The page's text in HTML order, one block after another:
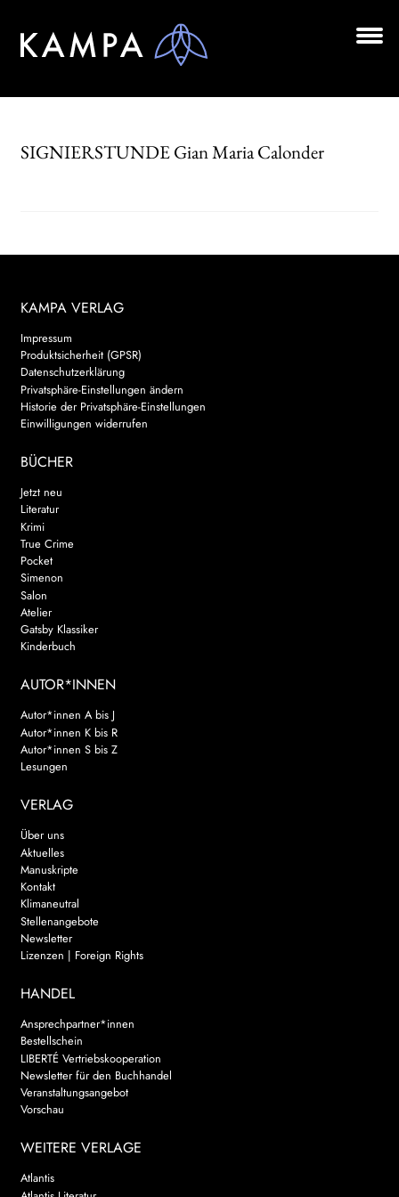
Zur
Navigation
Zum
Inhalt
LESUNGEN
AKTUELLES
LIZENZEN | FOREIGN RIGHTS
NEWSLETTER
WEITERE VERLAGE
Search:
SIGNIERSTUNDE Gian Maria Calonder
KAMPA VERLAG
Impressum
Produktsicherheit (GPSR)
Datenschutzerklärung
Privatsphäre-Einstellungen ändern
Historie der Privatsphäre-Einstellungen
Einwilligungen widerrufen
BÜCHER
Jetzt neu
Literatur
Krimi
True Crime
Pocket
Simenon
Salon
Atelier
Gatsby Klassiker
Kinderbuch
AUTOR*INNEN
Autor*innen A bis J
Autor*innen K bis R
Autor*innen S bis Z
Lesungen
VERLAG
Über uns
Aktuelles
Manuskripte
Kontakt
Klimaneutral
Stellenangebote
Newsletter
Lizenzen | Foreign Rights
HANDEL
Ansprechpartner*innen
Bestellschein
LIBERTÉ Vertriebskooperation
Newsletter für den Buchhandel
Veranstaltungsangebot
Vorschau
WEITERE VERLAGE
Atlantis